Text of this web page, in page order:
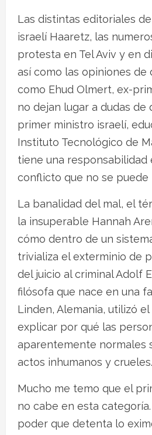
Las distintas editoriales
israelí Haaretz, las
protesta en Tel Aviv y en
así como las opiniones de
como Ehud Olmert, ex-
no dejan lugar a dudas de
primer ministro israelí,
Instituto Tecnológico de
tiene una responsabilidad
conflicto que no se puede
La banalidad del mal, el
la insuperable Hannah
cómo dentro de un
trivializa el exterminio de
del juicio al criminal Adolf
filósofa que nace en una
Linden, Alemania, utilizó
explicar por qué las
aparentemente normales
actos inhumanos y crueles.
Mucho me temo que el
no cabe en esta
poder que detenta lo